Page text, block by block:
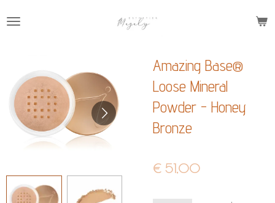
hoofdinhoud
Amazing Base®
Loose Mineral
Powder - Honey
Bronze
€ 51,00